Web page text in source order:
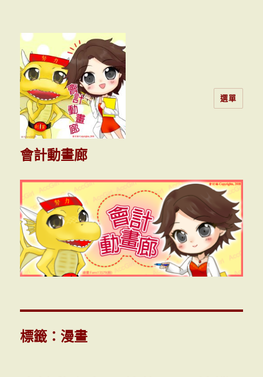
會計動畫廊
選單
標籤：漫畫